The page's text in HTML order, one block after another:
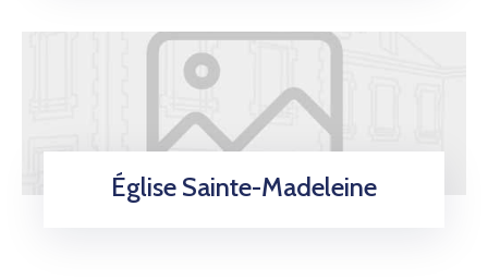
Église Sainte-Madeleine